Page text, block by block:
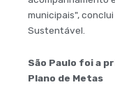
municipais",
Sustentável.
São Paulo foi a
Plano de Metas